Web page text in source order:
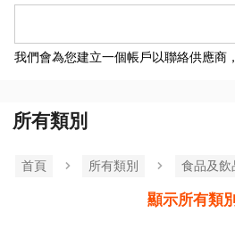
我們會為您建立一個帳戶以聯絡供應商
所有類別
首頁 所有類別 食品及飲
顯示所有類別